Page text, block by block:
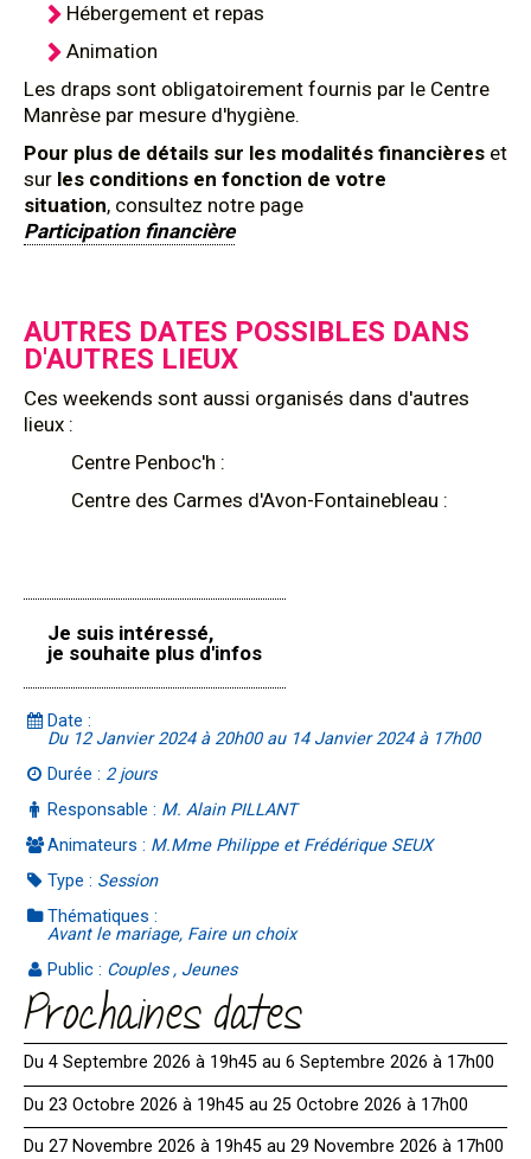
Hébergement et repas
Animation
Les draps sont obligatoirement fournis par le Centre
Manrèse par mesure d'hygiène.
Pour plus de détails sur les modalités financières et
sur les conditions en fonction de votre
situation, consultez notre page
Participation financière
AUTRES DATES POSSIBLES DANS
D'AUTRES LIEUX
Ces weekends sont aussi organisés dans d'autres
lieux :
Centre Penboc'h :
Centre des Carmes d'Avon-Fontainebleau :
Je suis intéressé,
je souhaite plus d'infos
Date :
Du 12 Janvier 2024 à 20h00 au 14 Janvier 2024 à 17h00
Durée : 2 jours
Responsable : M. Alain PILLANT
Animateurs : M.Mme Philippe et Frédérique SEUX
Type : Session
Thématiques :
Avant le mariage, Faire un choix
Public : Couples , Jeunes
Prochaines dates
Du 4 Septembre 2026 à 19h45 au 6 Septembre 2026 à 17h00
Du 23 Octobre 2026 à 19h45 au 25 Octobre 2026 à 17h00
Du 27 Novembre 2026 à 19h45 au 29 Novembre 2026 à 17h00